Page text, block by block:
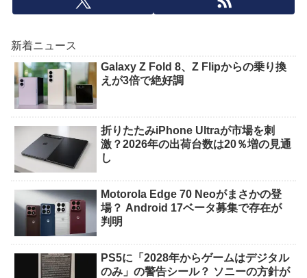
新着ニュース
Galaxy Z Fold 8、Z Flipからの乗り換
えが3倍で絶好調
折りたたみiPhone Ultraが市場を刺
激？2026年の出荷台数は20％増の見通
し
Motorola Edge 70 Neoがまさかの登
場？ Android 17ベータ募集で存在が
判明
PS5に「2028年からゲームはデジタル
のみ」の警告シール？ ソニーの方針が